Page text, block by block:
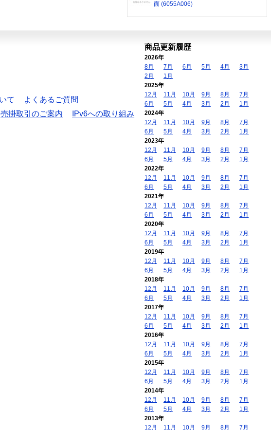
面 (6055A006)
て
よくあるご質問
売掛取引のご案内
IPv6への取り組み
商品更新履歴
2026年
8月
7月 6月 5月 4月
3月
2月
1月
2025年
12月
11月 10月 9月 8月
7月
6月
5月 4月 3月 2月
1月
2024年
12月
11月 10月 9月 8月
7月
6月
5月 4月 3月 2月
1月
2023年
12月
11月 10月 9月 8月
7月
6月
5月 4月 3月 2月
1月
2022年
12月
11月 10月 9月 8月
7月
6月
5月 4月 3月 2月
1月
2021年
12月
11月 10月 9月 8月
7月
6月
5月 4月 3月 2月
1月
2020年
12月
11月 10月 9月 8月
7月
6月
5月 4月 3月 2月
1月
2019年
12月
11月 10月 9月 8月
7月
6月
5月 4月 3月 2月
1月
2018年
12月
11月 10月 9月 8月
7月
6月
5月 4月 3月 2月
1月
2017年
12月
11月 10月 9月 8月
7月
6月
5月 4月 3月 2月
1月
2016年
12月
11月 10月 9月 8月
7月
6月
5月 4月 3月 2月
1月
2015年
12月
11月 10月 9月 8月
7月
6月
5月 4月 3月 2月
1月
2014年
12月
11月 10月 9月 8月
7月
6月
5月 4月 3月 2月
1月
2013年
12月
11月 10月 9月 8月 7月